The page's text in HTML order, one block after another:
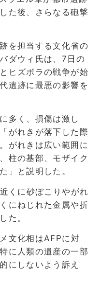
た後、さらなる砲撃
を担当する文化省の
ダウィ氏は、7日の
ヒズボラの戦争が始
遺跡に最悪の影響を
多く、損傷は激し
がれきが落下した際
がれきは広い範囲に
柱の基部、モザイク
」と説明した。
くに砂ぼこりやがれ
にねじれた金属や折
た。
文化相はAFPに対
に人類の遺産の一部
にしないよう訴え